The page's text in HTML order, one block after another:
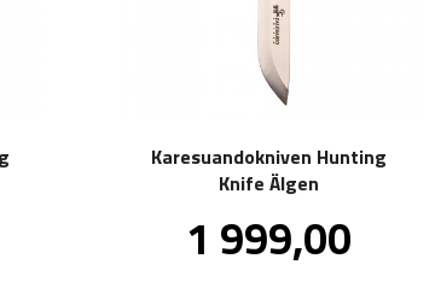
Karesuandokniven Hunting
Knife Älgen
Pris
1 999,00